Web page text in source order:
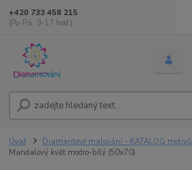
+420 733 458 215
(Po-Pá, 9-17 hod.)
Úvod Diamantové malování - KATALOG motivů
Mandalový květ modro-bílý (50x70)